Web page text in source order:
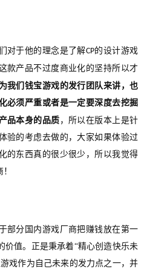
对于他的理念是了解CP的设计游戏
款产品不过度商业化的坚持所以才
我们钱宝游戏的发行团队来讲，也
必须严重或者是一定要深度去挖掘
品本身的品质 ，所以在版本上是针
验的考虑去做的，大家如果体验过
的东西真的很少很少，所以我觉得
部分国内游戏厂商把赚钱放在第一
价值。正是秉承着“精心创造快乐未
戏作为自己未来的发力点之一，并